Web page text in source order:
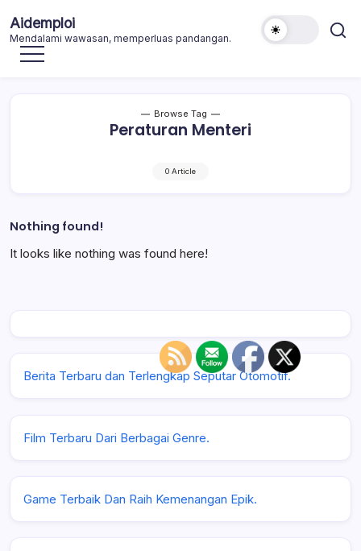
to
content
Aidemploi
Mendalami wawasan, memperluas pandangan.
Browse Tag
Peraturan Menteri
0 Article
Nothing found!
It looks like nothing was found here!
Berita Terbaru dan Terlengkap Seputar Otomotif.
Film Terbaru Dari Berbagai Genre.
Game Terbaik Dan Raih Kemenangan Epik.